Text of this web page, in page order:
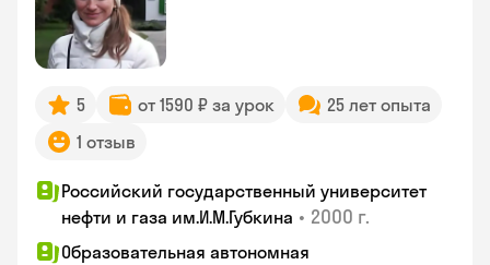
5 от 1590 ₽ за урок
25 лет опыта
1 отзыв
Российский государственный университет
нефти и газа им.И.М.Губкина • 2000 г.
Образовательная автономная